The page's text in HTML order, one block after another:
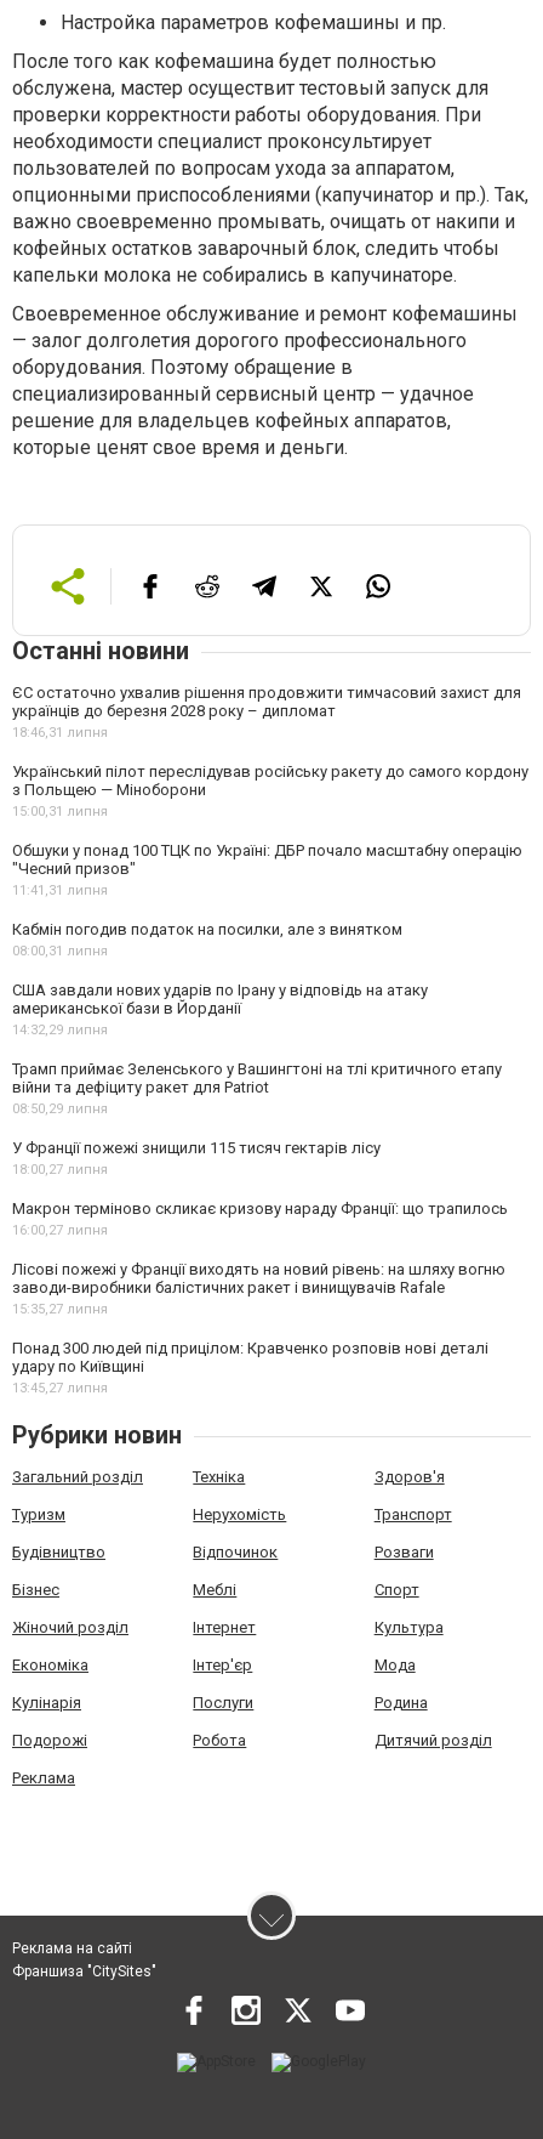
Настройка параметров кофемашины и пр.
После того как кофемашина будет полностью
обслужена, мастер осуществит тестовый запуск для
проверки корректности работы оборудования. При
необходимости специалист проконсультирует
пользователей по вопросам ухода за аппаратом,
опционными приспособлениями (капучинатор и пр.). Так,
важно своевременно промывать, очищать от накипи и
кофейных остатков заварочный блок, следить чтобы
капельки молока не собирались в капучинаторе.
Своевременное обслуживание и ремонт кофемашины
— залог долголетия дорогого профессионального
оборудования. Поэтому обращение в
специализированный сервисный центр — удачное
решение для владельцев кофейных аппаратов,
которые ценят свое время и деньги.
Останні новини
ЄС остаточно ухвалив рішення продовжити тимчасовий захист для
українців до березня 2028 року – дипломат
18:46,31 липня
Український пілот переслідував російську ракету до самого кордону
з Польщею — Міноборони
15:00,31 липня
Обшуки у понад 100 ТЦК по Україні: ДБР почало масштабну операцію
"Чесний призов"
11:41,31 липня
Кабмін погодив податок на посилки, але з винятком
08:00,31 липня
США завдали нових ударів по Ірану у відповідь на атаку
американської бази в Йорданії
14:32,29 липня
Трамп приймає Зеленського у Вашингтоні на тлі критичного етапу
війни та дефіциту ракет для Patriot
08:50,29 липня
У Франції пожежі знищили 115 тисяч гектарів лісу
18:00,27 липня
Макрон терміново скликає кризову нараду Франції: що трапилось
16:00,27 липня
Лісові пожежі у Франції виходять на новий рівень: на шляху вогню
заводи-виробники балістичних ракет і винищувачів Rafale
15:35,27 липня
Понад 300 людей під прицілом: Кравченко розповів нові деталі
удару по Київщині
13:45,27 липня
Рубрики новин
Загальний розділ Техніка Здоров'я
Туризм Нерухомість Транспорт
Будівництво Відпочинок Розваги
Бізнес Меблі Спорт
Жіночий розділ Інтернет Культура
Економіка Інтер'єр Мода
Кулінарія Послуги Родина
Подорожі Робота Дитячий розділ
Реклама
Реклама на сайті
Франшиза "CitySites"